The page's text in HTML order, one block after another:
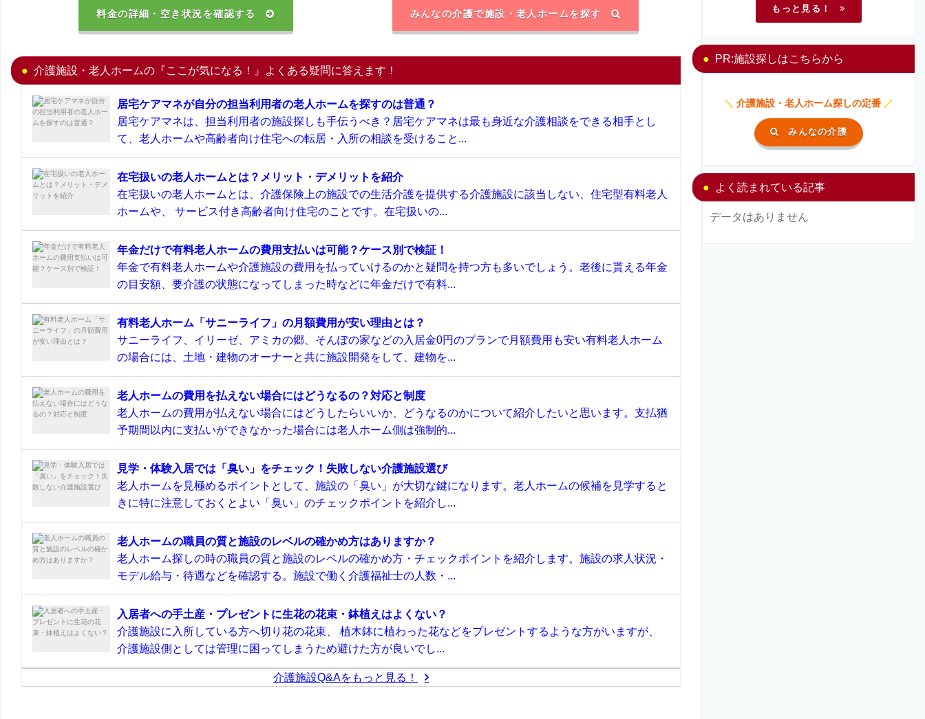
料金の詳細・空き状況を確認する みんなの介護で施設・老人ホームを探す
介護施設・老人ホームの『ここが気になる！』よくある疑問に答えます！
居宅ケアマネが自分の担当利用者の老人ホームを探すのは普通？
居宅ケアマネは、担当利用者の施設探しも手伝うべき？居宅ケアマネは最も身近な介護相談をできる相手とし
て、老人ホームや高齢者向け住宅への転居・入所の相談を受けること...
在宅扱いの老人ホームとは？メリット・デメリットを紹介
在宅扱いの老人ホームとは、介護保険上の施設での生活介護を提供する介護施設に該当しない、住宅型有料老人
ホームや、 サービス付き高齢者向け住宅のことです。在宅扱いの...
年金だけで有料老人ホームの費用支払いは可能？ケース別で検証！
年金で有料老人ホームや介護施設の費用を払っていけるのかと疑問を持つ方も多いでしょう。老後に貰える年金
の目安額、要介護の状態になってしまった時などに年金だけで有料...
有料老人ホーム「サニーライフ」の月額費用が安い理由とは？
サニーライフ、イリーゼ、アミカの郷、そんぽの家などの入居金0円のプランで月額費用も安い有料老人ホーム
の場合には、土地・建物のオーナーと共に施設開発をして、建物を...
老人ホームの費用を払えない場合にはどうなるの？対応と制度
老人ホームの費用が払えない場合にはどうしたらいいか、どうなるのかについて紹介したいと思います。支払猶
予期間以内に支払いができなかった場合には老人ホーム側は強制的...
見学・体験入居では「臭い」をチェック！失敗しない介護施設選び
老人ホームを見極めるポイントとして、施設の「臭い」が大切な鍵になります。老人ホームの候補を見学すると
きに特に注意しておくとよい「臭い」のチェックポイントを紹介し...
老人ホームの職員の質と施設のレベルの確かめ方はありますか？
老人ホーム探しの時の職員の質と施設のレベルの確かめ方・チェックポイントを紹介します。施設の求人状況・
モデル給与・待遇などを確認する。施設で働く介護福祉士の人数・...
入居者への手土産・プレゼントに生花の花束・鉢植えはよくない？
介護施設に入所している方へ切り花の花束、 植木鉢に植わった花などをプレゼントするような方がいますが、
介護施設側としては管理に困ってしまうため避けた方が良いでし...
介護施設Q&Aをもっと見る！
もっと見る！
PR:施設探しはこちらから
＼ 介護施設・老人ホーム探しの定番 ／
みんなの介護
よく読まれている記事
データはありません